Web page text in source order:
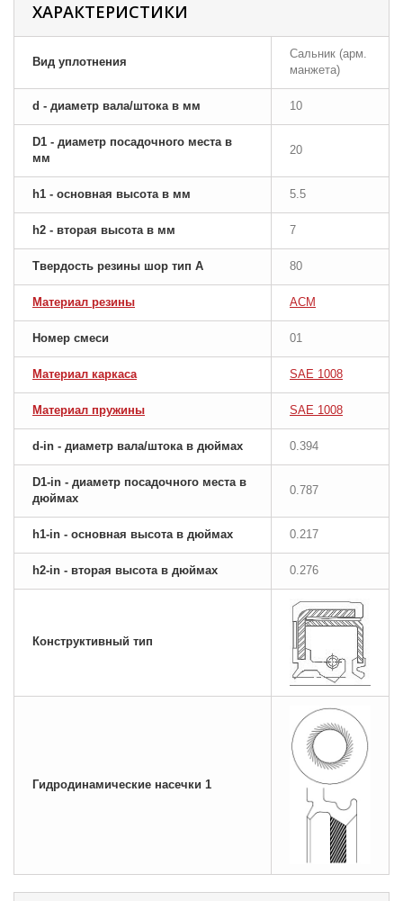
ХАРАКТЕРИСТИКИ
Вид уплотнения
Сальник (арм.
манжета)
d - диаметр вала/штока в мм 10
D1 - диаметр посадочного места в
мм
20
h1 - основная высота в мм 5.5
h2 - вторая высота в мм 7
Твердость резины шор тип A 80
Материал резины ACM
Номер смеси 01
Материал каркаса SAE 1008
Материал пружины SAE 1008
d-in - диаметр вала/штока в дюймах 0.394
D1-in - диаметр посадочного места в
дюймах
0.787
h1-in - основная высота в дюймах 0.217
h2-in - вторая высота в дюймах 0.276
Конструктивный тип
Гидродинамические насечки 1